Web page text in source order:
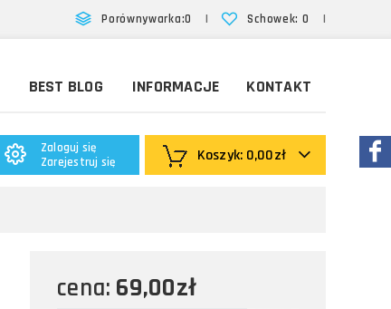
Schowek: 0 |
Porównywarka:0 |
BEST BLOG INFORMACJE KONTAKT
Koszyk: 0,00zł
Zaloguj się
Zarejestruj się
cena: 69,00zł